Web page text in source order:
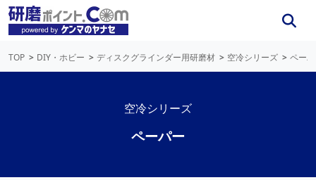
TOP DIY・ホビー ディスクグラインダー用研磨材 空冷シリーズ ペー
空冷シリーズ
ペーパー